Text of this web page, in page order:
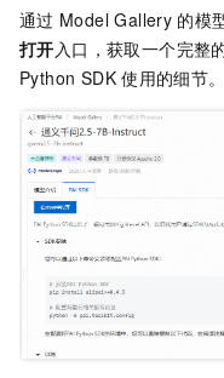
)
# 查看训练产出模型的
print
通过 Model Gallery 的模
打开 入口，获取一个完整
Python SDK 使用的细节。